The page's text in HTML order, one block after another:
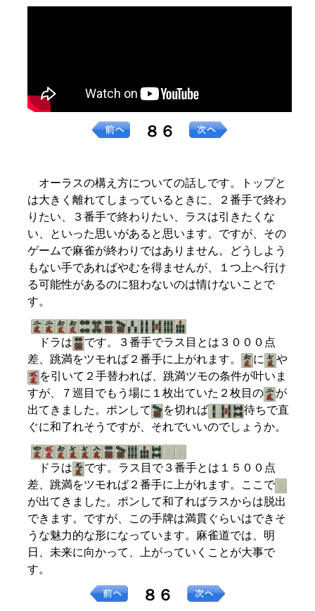
８６
オーラスの構え方についての話しです。トップと
は大きく離れてしまっているときに、２番手で終わ
りたい、３番手で終わりたい、ラスは引きたくな
い、といった思いがあると思います。ですが、その
ゲームで麻雀が終わりではありません。どうしよう
もない手であればやむを得ませんが、１つ上へ行け
る可能性があるのに狙わないのは情けないことで
す。
ドラは
です。３番手でラス目とは３０００点
差、跳満をツモれば２番手に上がれます。
に
や
を引いて２手替われば、跳満ツモの条件が叶いま
すが、７巡目でもう場に１枚出ていた２枚目の
が
出てきました。ポンして
を切れば
待ちで直
ぐに和了れそうですが、それでいいのでしょうか。
ドラは
です。ラス目で３番手とは１５００点
差、跳満をツモれば２番手に上がれます。ここで
が出てきました。ポンして和了ればラスからは脱出
できます。ですが、この手牌は満貫ぐらいはできそ
うな魅力的な形になっています。麻雀道では、明
日、未来に向かって、上がっていくことが大事で
す。
８６